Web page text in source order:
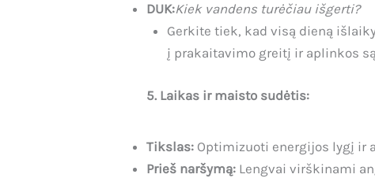
DUK:Kiek vandens turėčiau išgerti?
Gerkite tiek, kad visą dieną
į prakaitavimo greitį ir aplinkos
5. Laikas ir maisto sudėtis:
Tikslas: Optimizuoti energijos lygį ir
Prieš naršymą: Lengvai virškinami